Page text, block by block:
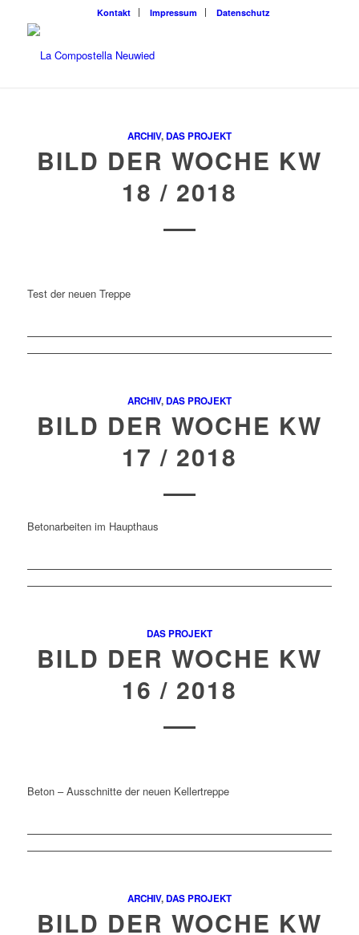
Kontakt Impressum Datenschutz
ARCHIV,DAS PROJEKT
BILD DER WOCHE KW
18 / 2018
Test der neuen Treppe
ARCHIV,DAS PROJEKT
BILD DER WOCHE KW
17 / 2018
Betonarbeiten im Haupthaus
DAS PROJEKT
BILD DER WOCHE KW
16 / 2018
Beton – Ausschnitte der neuen Kellertreppe
ARCHIV,DAS PROJEKT
BILD DER WOCHE KW